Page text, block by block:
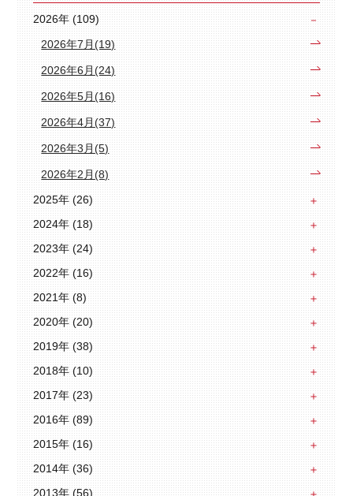
2026年 (109)
2026年7月(19)
2026年6月(24)
2026年5月(16)
2026年4月(37)
2026年3月(5)
2026年2月(8)
2025年 (26)
2024年 (18)
2023年 (24)
2022年 (16)
2021年 (8)
2020年 (20)
2019年 (38)
2018年 (10)
2017年 (23)
2016年 (89)
2015年 (16)
2014年 (36)
2013年 (56)